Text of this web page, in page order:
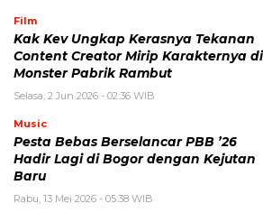
Film
Kak Kev Ungkap Kerasnya Tekanan
Content Creator Mirip Karakternya di
Monster Pabrik Rambut
Selasa, 2 Jun 2026 - 02:36 WIB
Music
Pesta Bebas Berselancar PBB ’26
Hadir Lagi di Bogor dengan Kejutan
Baru
Rabu, 13 Mei 2026 - 05:38 WIB